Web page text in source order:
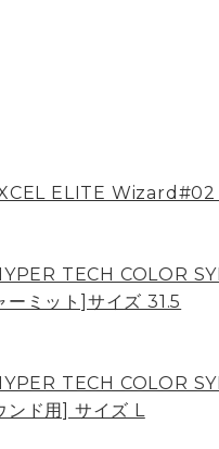
ELITE Wizard#02
TECH COLOR
ーミット]サイズ 31.5
TECH COLOR
ンド用] サイズ L